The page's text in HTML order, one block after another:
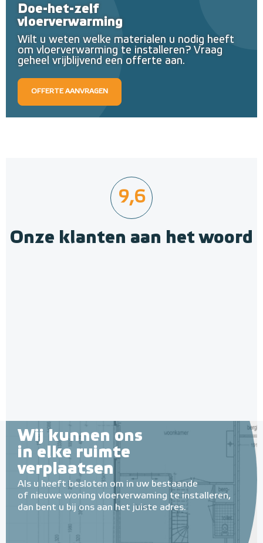
Doe-het-zelf
vloerverwarming
Wilt u weten welke materialen u nodig heeft
om vloerverwarming te installeren? Vraag
geheel vrijblijvend een offerte aan.
OFFERTE AANVRAGEN
9,6
Onze klanten aan het woord
Wij kunnen ons
in elke ruimte
verplaatsen
Als u heeft besloten om in uw bestaande
of nieuwe woning vloerverwaming te installeren,
dan bent u bij ons aan het juiste adres.